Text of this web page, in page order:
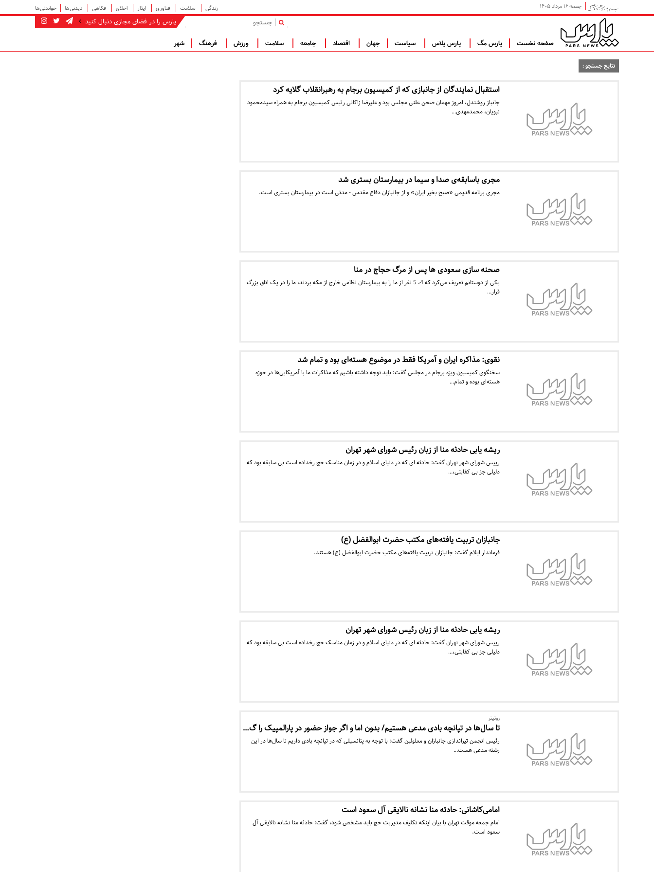
جمعه ۱۶ مرداد ۱۴۰۵ زندگی سلامت فناوری ایثار اخلاق فکاهی دیدنی‌ها خواندنی‌ها
پارس را در فضای مجازی دنبال کنید |
صفحه نخست پارس مگ پارس پلاس سیاست جهان اقتصاد جامعه سلامت ورزش فرهنگ شهر
نتایج جستجو :
استقبال نمایندگان از جانبازی که از کمیسیون برجام به رهبرانقلاب گلایه کرد
جانباز روشندل، امروز مهمان صحن علنی مجلس بود و علیرضا زاکانی رئیس کمیسیون برجام به همراه سیدمحمود
نبویان، محمدمهدی…
مجری باسابقه‌ی صدا و سیما در بیمارستان بستری شد
مجری برنامه قدیمی «صبح بخیر ایران» و از جانبازان دفاع مقدس - مدتی است در بیمارستان بستری است.
صحنه سازی سعودی ها پس از مرگ حجاج در منا
یکی از دوستانم تعریف می‌کرد که 4، 5 نفر از ما را به بیمارستان نظامی خارج از مکه بردند، ما را در یک اتاق بزرگ
قرار…
نقوی: مذاکره ایران و آمریکا فقط در موضوع هسته‌ای بود و تمام شد
سخنگوی کمیسیون ویژه برجام در مجلس گفت: باید توجه داشته باشیم که مذاکرات ما با آمریکایی‌ها در حوزه
هسته‌ای بوده و تمام…
ریشه یابی حادثه منا از زبان رئیس شورای شهر تهران
رییس شورای شهر تهران گفت: حادثه ای که در دنیای اسلام و در زمان مناسک حج رخداده است بی سابقه بود که
دلیلی جز بی کفایتی،…
جانبازان تربیت یافته‌های مکتب حضرت ابوالفضل (ع)
فرماندار ایلام گفت: جانبازان تربیت یافته‌های مکتب حضرت ابوالفضل (ع) هستند.
ریشه یابی حادثه منا از زبان رئیس شورای شهر تهران
رییس شورای شهر تهران گفت: حادثه ای که در دنیای اسلام و در زمان مناسک حج رخداده است بی سابقه بود که
دلیلی جز بی کفایتی،…
روتیتر
تا سال‌ها در تپانچه بادی مدعی هستیم/ بدون اما و اگر جواز حضور در پارالمپیک را گ…
رئیس انجمن تیراندازی جانبازان و معلولین گفت: با توجه به پتانسیلی که در تپانچه بادی داریم تا سال‌ها در این
رشته مدعی هست…
امامی‌کاشانی: حادثه منا نشانه نالایقی آل سعود است
امام جمعه موقت تهران با بیان اینکه تکلیف مدیریت حج باید مشخص شود، گفت: حادثه منا نشانه نالایقی آل
سعود است.